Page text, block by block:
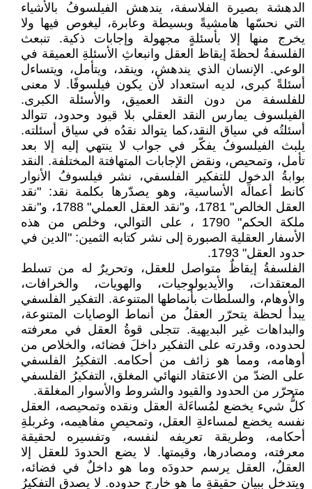
الدهشة بصيرة الفلاسفة، يندهش الفيلسوفُ بالأشياء
التي نحسّها هامشيةً وبسيطة وعابرة، ليغوص فيها ولا
يخرج منها إلا بأسئلةٍ مجهولة وإجابات ذكية. تنبعث
الفلسفةُ لحظةَ إيقاظ العقل وانبعاثِ الأسئلةِ العميقة في
الوعي. ‏الإنسان الذي يندهش، وينقد، ويتأمل، ويتساءل
أسئلةً كبرى، لديه استعداد لأن يكون فيلسوفًا. لا معنى
للفلسفة من دون النقد العميق، والأسئلة الكبرى.
الفيلسوف يمارس النقد العقلي بلا قيود وحدود، تتوالد
أسئلتُه في سياق النقد،كما يتوالد نقدُه في سياق أسئلته.
يلبث الفيلسوفُ يفكّر في جواب لا ينتهي إليه إلا بعد
تأمل، وتمحيص، ونقض الإجابات المتهافتة المختلفة. النقد
بوابةُ الدخول للتفكير الفلسفي، نشر فيلسوفُ الأنوار
كانط أعمالَه الأساسية، وهو يصدّرها بكلمة نقد: "نقد
العقل الخالص" 1781، و"نقد العقل العملي" 1788، و"نقد
ملكة الحكم" 1790 ، على التوالي، وخلص من هذه
الأسفار العقلية الصبورة إلى نشر كتابه الثمين: "الدين في
حدود العقل" 1793.
الفلسفةُ إيقاظٌ متواصل للعقل، وتحريرٌ له من تسلط
المعتقدات، والأيديولوجيات، والهويات، والخرافات،
والأوهام، والسلطات بأنماطها المتنوعة. التفكير الفلسفي
يبدأ لحظة يتحرّر العقلُ من أنماط الوصايات المتنوعة،
والبداهات غير البديهية. تتجلى قوةُ العقل في معرفته
لحدوده، وقدرته على التفكير داخلَ فضائه، والخلاص من
أوهامه، ومما هو زائف من أحكامه. التفكيرُ الفلسفي
على الضدّ من الاعتقاد النهائي المغلق، التفكيرُ الفلسفي
متحرّر من الحدود والقيود والشروط والأسوار المغلقة.
كلُّ شيء يخضع لمُساءَلة العقل ونقده وتمحيصه، العقل
نفسه يخضع لمساءلةِ العقل، وتمحيصِ مفاهيمه، وغربلةِ
أحكامه، وطريقة تعريفه لنفسه، وتفسيره لحقيقة
معرفته، ومصادرها، وقيمتها. لا يضع الحدودَ للعقل إلا
العقلُ، العقل يرسم حدودَه وما هو داخلٌ في فضائه،
ويتدخل ببيان حقيقةِ ما هو خارج حدوده. لا يصدق التفكيرُ